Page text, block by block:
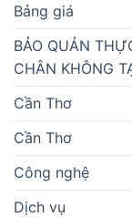
Bảng giá
BẢO QUẢN
CHÂN KHÔNG
Cần Thơ
Cần Thơ
Công nghệ
Dịch vụ